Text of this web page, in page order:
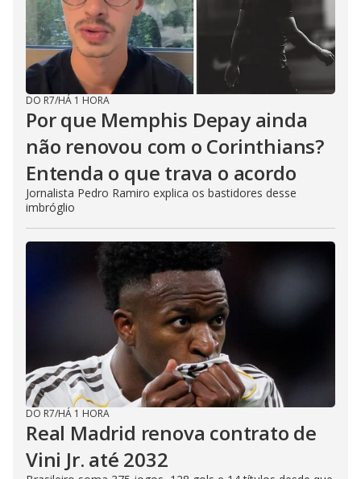
DO R7/HÁ 1 HORA
Por que Memphis Depay ainda
não renovou com o Corinthians?
Entenda o que trava o acordo
Jornalista Pedro Ramiro explica os bastidores desse
imbróglio
DO R7/HÁ 1 HORA
Real Madrid renova contrato de
Vini Jr. até 2032